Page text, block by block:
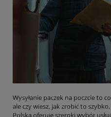
Wysyłanie paczek na poczcie to
ale czy wiesz, jak zrobić to
Polska oferuje szeroki wybór